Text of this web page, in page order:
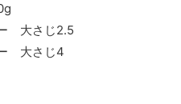
大さじ2.5
大さじ4